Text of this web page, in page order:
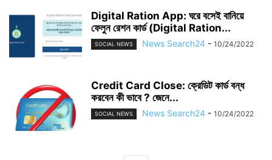
Digital Ration App: ঘরে বসেই বানিয়ে
ফেলুন রেশন কার্ড (Digital Ration...
SOCIAL NEWS News Search24 - 10/24/2022
Credit Card Close: ক্রেডিট কার্ড বন্ধ
করবেন কী ভাবে ? জেনে...
SOCIAL NEWS News Search24 - 10/24/2022